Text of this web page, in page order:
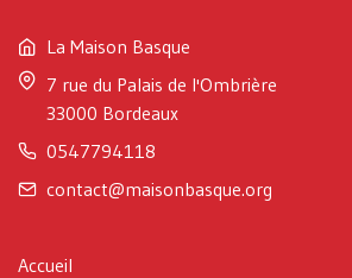
La Maison Basque
7 rue du Palais de l'Ombrière
33000 Bordeaux
0547794118
contact@maisonbasque.org
Accueil